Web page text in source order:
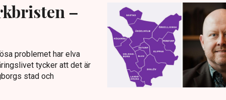
–
problemet har elva
tycker att det är
stad och